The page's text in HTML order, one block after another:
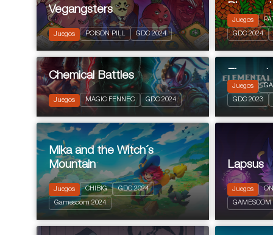
2024 PEGI 3
Vegangsters
Juegos POISON PILL GDC 2024
2024 PEGI
Acción y
Juegos
GDC 2024
2024 PEGI 12
Chemical Battles
Juegos MAGIC FENNEC GDC 2024
2023
Turn based
Juegos
GDC 2023
2024 PEGI 3
Acción y aventuras
Mika and the Witch´s
Mountain
Juegos CHIBIG GDC 2024
Gamescom 2024
2023 PEGI
Puzzle
Lapsus
Juegos
GAMESCOM